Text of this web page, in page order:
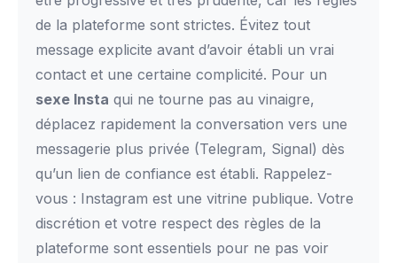
de la plateforme sont strictes. Évitez tout
message explicite avant d’avoir établi un vrai
contact et une certaine complicité. Pour un
sexe Insta qui ne tourne pas au vinaigre,
déplacez rapidement la conversation vers une
messagerie plus privée (Telegram, Signal) dès
qu’un lien de confiance est établi. Rappelez-
vous : Instagram est une vitrine publique. Votre
discrétion et votre respect des règles de la
plateforme sont essentiels pour ne pas voir